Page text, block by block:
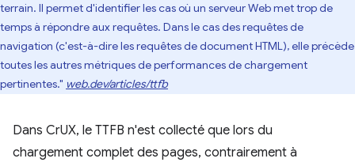
terrain. Il permet d'identifier les cas où un serveur Web met trop de
temps à répondre aux requêtes. Dans le cas des requêtes de
navigation (c'est-à-dire les requêtes de document HTML), elle précède
toutes les autres métriques de performances de chargement
pertinentes." web.dev/articles/ttfb
Dans CrUX, le TTFB n'est collecté que lors du
chargement complet des pages, contrairement à